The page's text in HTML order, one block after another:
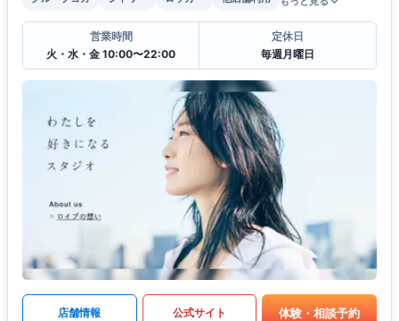
営業時間
火・水・金 10:00〜22:00
定休日
毎週月曜日
店舗情報 公式サイト 体験・相談予約